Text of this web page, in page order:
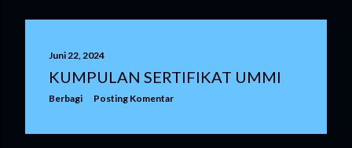
Juni 22, 2024
KUMPULAN SERTIFIKAT UMMI
Berbagi Posting Komentar